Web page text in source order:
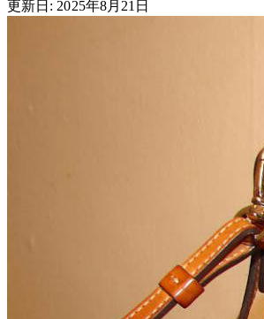
更新日: 2025年8月21日